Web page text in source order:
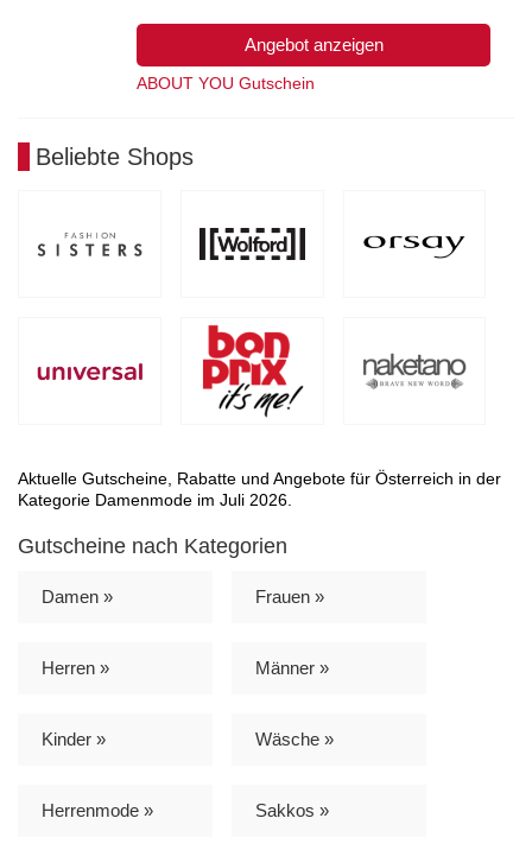
Angebot anzeigen
ABOUT YOU Gutschein
Beliebte Shops
Aktuelle Gutscheine, Rabatte und Angebote für Österreich in der
Kategorie Damenmode im Juli 2026.
Gutscheine nach Kategorien
Damen » Frauen »
Herren » Männer »
Kinder » Wäsche »
Herrenmode » Sakkos »